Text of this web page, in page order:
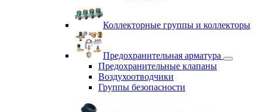
Коллекторные группы и коллекторы
Предохранительная арматура
Предохранительные клапаны
Воздухоотводчики
Группы безопасности